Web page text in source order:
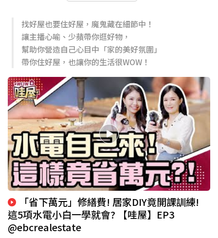
找好屋也要住好屋，魔鬼藏在細節中！
讓主播心喻、少蘋帶你逛好物，
幫助你營造自己心目中「家的美好氛圍」
帶你住好屋，也讓你的生活很WOW！
這5項水電小白一學就會? 【哇屋】EP3
@ebcrealestate